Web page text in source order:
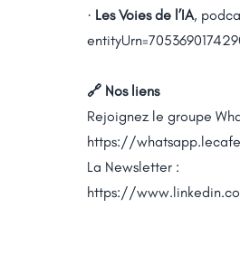
· Les Voies de l’IA,
🔗 Nos liens
Rejoignez le groupe
https://
La Newsletter :
https://